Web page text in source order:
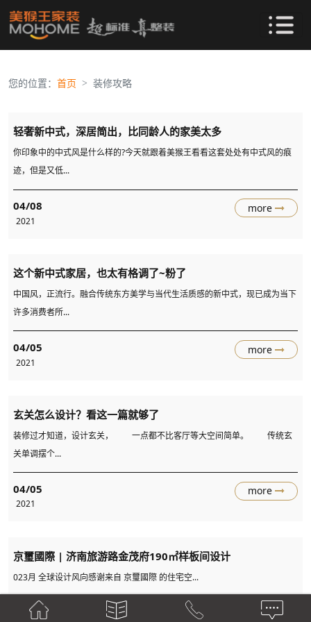
您的位置： 首页 装修攻略
轻奢新中式，深居简出，比同龄人的家美太多
你印象中的中式风是什么样的?今天就跟着美猴王看看这套处处有中式风的痕
迹，但是又低...
04/08
2021
more
这个新中式家居，也太有格调了~粉了
中国风，正流行。融合传统东方美学与当代生活质感的新中式，现已成为当下
许多消费者所...
04/05
2021
more
玄关怎么设计？看这一篇就够了
装修过才知道，设计玄关， 一点都不比客厅等大空间简单。 传统玄
关单调摆个...
04/05
2021
more
京璽國際 | 济南旅游路金茂府190㎡样板间设计
023月 全球设计风向感谢来自 京璽國際 的住宅空...
04/01 more